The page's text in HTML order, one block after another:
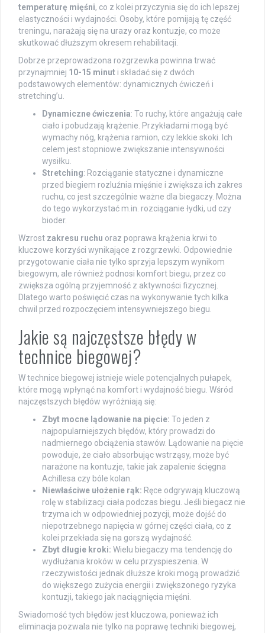
temperaturę mięśni, co z kolei przyczynia się do ich lepszej
elastyczności i wydajności. Osoby, które pomijają tę część
treningu, narażają się na urazy oraz kontuzje, co może
skutkować dłuższym okresem rehabilitacji.
Dobrze przeprowadzona rozgrzewka powinna trwać
przynajmniej 10-15 minut i składać się z dwóch
podstawowych elementów: dynamicznych ćwiczeń i
stretching’u.
Dynamiczne ćwiczenia: To ruchy, które angażują całe
ciało i pobudzają krążenie. Przykładami mogą być
wymachy nóg, krążenia ramion, czy lekkie skoki. Ich
celem jest stopniowe zwiększanie intensywności
wysiłku.
Stretching: Rozciąganie statyczne i dynamiczne
przed biegiem rozluźnia mięśnie i zwiększa ich zakres
ruchu, co jest szczególnie ważne dla biegaczy. Można
do tego wykorzystać m.in. rozciąganie łydki, ud czy
bioder.
Wzrost zakresu ruchu oraz poprawa krążenia krwi to
kluczowe korzyści wynikające z rozgrzewki. Odpowiednie
przygotowanie ciała nie tylko sprzyja lepszym wynikom
biegowym, ale również podnosi komfort biegu, przez co
zwiększa ogólną przyjemność z aktywności fizycznej.
Dlatego warto poświęcić czas na wykonywanie tych kilka
chwil przed rozpoczęciem intensywniejszego biegu.
Jakie są najczęstsze błędy w
technice biegowej?
W technice biegowej istnieje wiele potencjalnych pułapek,
które mogą wpłynąć na komfort i wydajność biegu. Wśród
najczęstszych błędów wyróżniają się:
Zbyt mocne lądowanie na pięcie: To jeden z
najpopularniejszych błędów, który prowadzi do
nadmiernego obciążenia stawów. Lądowanie na pięcie
powoduje, że ciało absorbując wstrząsy, może być
narażone na kontuzje, takie jak zapalenie ścięgna
Achillesa czy bóle kolan.
Niewłaściwe ułożenie rąk: Ręce odgrywają kluczową
rolę w stabilizacji ciała podczas biegu. Jeśli biegacz nie
trzyma ich w odpowiedniej pozycji, może dojść do
niepotrzebnego napięcia w górnej części ciała, co z
kolei przekłada się na gorszą wydajność.
Zbyt długie kroki: Wielu biegaczy ma tendencję do
wydłużania kroków w celu przyspieszenia. W
rzeczywistości jednak dłuższe kroki mogą prowadzić
do większego zużycia energii i zwiększonego ryzyka
kontuzji, takiego jak naciągnięcia mięśni.
Swiadomość tych błędów jest kluczowa, ponieważ ich
eliminacja pozwala nie tylko na poprawę techniki biegowej,